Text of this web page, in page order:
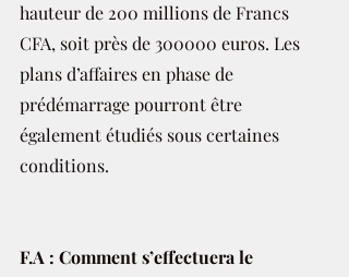
hauteur de 200 millions de Francs
CFA, soit près de 300000 euros. Les
plans d’affaires en phase de
prédémarrage pourront être
également étudiés sous certaines
conditions.
F.A : Comment s’effectuera le